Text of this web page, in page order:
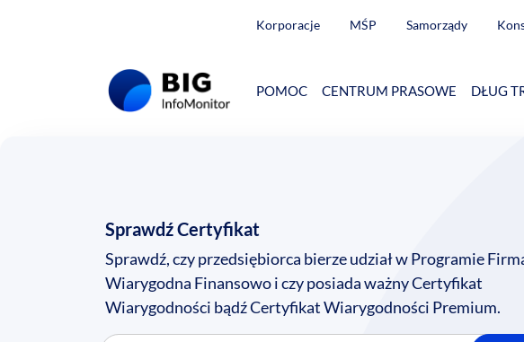
Korporacje MŚP Samorządy
POMOC CENTRUM PRASOWE DŁUG
Sprawdź Certyfikat
Sprawdź, czy przedsiębiorca bierze udział w Programie
Wiarygodna Finansowo i czy posiada ważny Certyfikat
Wiarygodności bądź Certyfikat Wiarygodności Premium.